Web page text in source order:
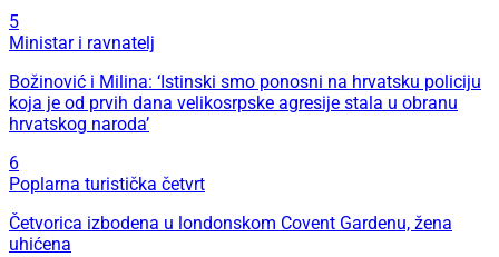
5
Ministar i ravnatelj
Božinović i Milina: ‘Istinski smo ponosni na hrvatsku policiju
koja je od prvih dana velikosrpske agresije stala u obranu
hrvatskog naroda’
6
Poplarna turistička četvrt
Četvorica izbodena u londonskom Covent Gardenu, žena
uhićena